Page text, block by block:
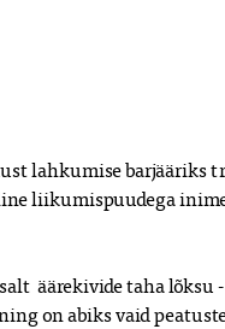
lahkumise barjääriks
liikumispuudega
äärekivide taha lõksu
on abiks vaid